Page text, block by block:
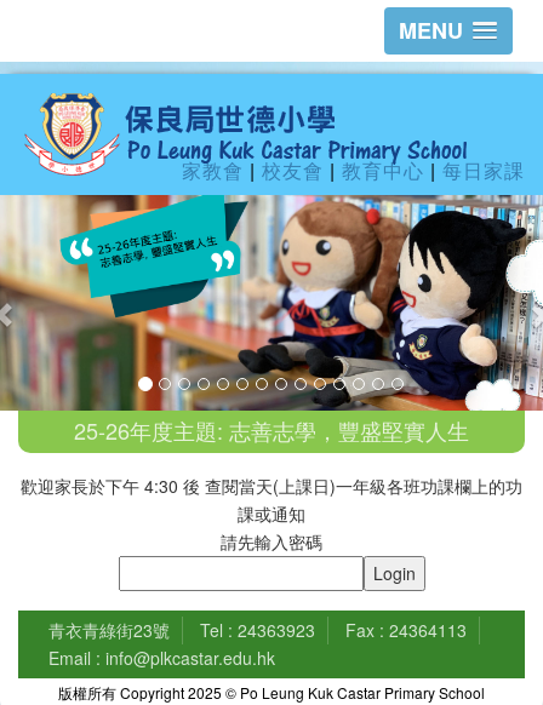
MENU
家教會 | 校友會 | 教育中心 | 每日家課
25-26年度主題: 志善志學，豐盛堅實人生
歡迎家長於下午 4:30 後 查閱當天(上課日)一年級各班功課欄上的功
課或通知
請先輸入密碼
青衣青綠街23號 Tel : 24363923
Fax : 24364113
Email : info@plkcastar.edu.hk
版權所有 Copyright 2025 © Po Leung Kuk Castar Primary School